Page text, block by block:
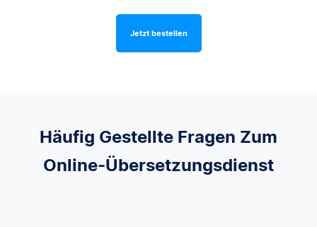
Jetzt bestellen
Häufig Gestellte Fragen Zum
Online-Übersetzungsdienst